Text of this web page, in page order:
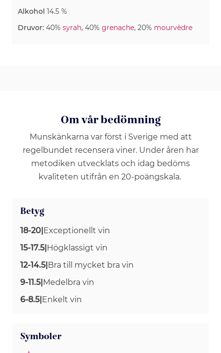
Alkohol 14.5 %
Druvor: 40% syrah, 40% grenache, 20% mourvèdre
Om vår bedömning
Munskänkarna var först i Sverige med att
regelbundet recensera viner. Under åren har
metodiken utvecklats och idag bedöms
kvaliteten utifrån en 20-poängskala.
Betyg
18-20|Exceptionellt vin
15-17.5|Högklassigt vin
12-14.5|Bra till mycket bra vin
9-11.5|Medelbra vin
6-8.5|Enkelt vin
Symboler